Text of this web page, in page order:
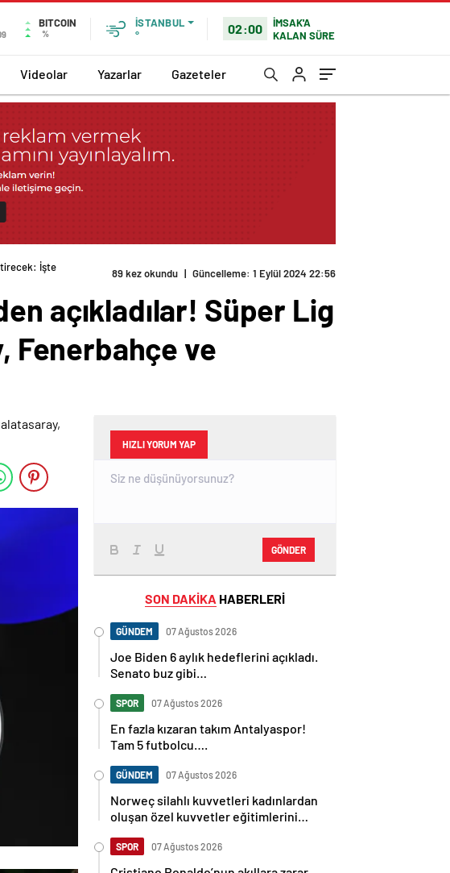
BITCOIN
%
İSTANBUL
°
02:00
İMSAK'A
KALAN SÜRE
Videolar Yazarlar Gazeteler
İşte
89 kez okundu | Güncelleme: 1 Eylül 2024 22:56
açıkladılar! Süper Lig
Fenerbahçe ve
HIZLI YORUM YAP
GÖNDER
SON DAKİKA HABERLERİ
GÜNDEM 07 Ağustos 2026
Joe Biden 6 aylık hedeflerini açıkladı.
Senato buz gibi…
SPOR 07 Ağustos 2026
En fazla kızaran takım Antalyaspor!
Tam 5 futbolcu….
GÜNDEM 07 Ağustos 2026
Norweç silahlı kuvvetleri kadınlardan
oluşan özel kuvvetler eğitimlerini
SPOR 07 Ağustos 2026